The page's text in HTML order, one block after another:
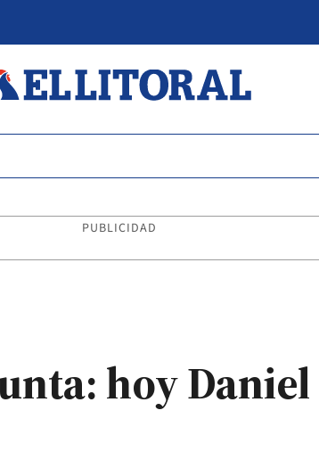
PUBLICIDAD
hoy